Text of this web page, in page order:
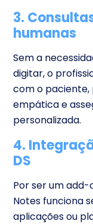
3.
humanas
Sem a
digitar, o
com o paciente,
empática e
personalizada.
4.
DS
Por ser um add-
Notes funciona
aplicações ou